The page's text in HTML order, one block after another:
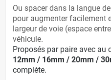
Ou spacer dans la langue
pour augmenter facilement
largeur de voie (espace
véhicule.
Proposés par paire avec au
12mm / 16mm / 20mm /
complète.